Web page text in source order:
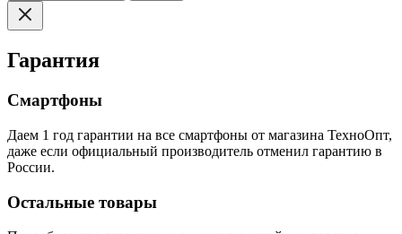
Гарантия
Смартфоны
Даем 1 год гарантии на все смартфоны от магазина ТехноОпт,
даже если официальный производитель отменил гарантию в
России.
Остальные товары